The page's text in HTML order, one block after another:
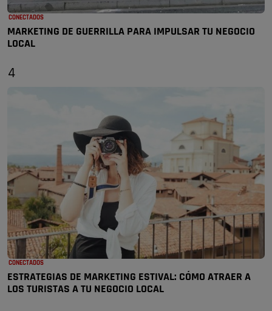
CONECTADOS
MARKETING DE GUERRILLA PARA IMPULSAR TU NEGOCIO
LOCAL
4
CONECTADOS
ESTRATEGIAS DE MARKETING ESTIVAL: CÓMO ATRAER A
LOS TURISTAS A TU NEGOCIO LOCAL